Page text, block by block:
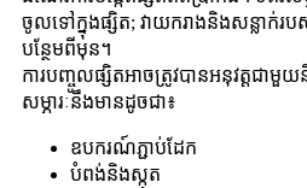
ចូលទៅក្នុងផ្សិត; វា​យក​រាង​និង​សន្លាក់​រប
បន្ថែម​ពីមុន។
ការបញ្ចូលផ្សិតអាចត្រូវបានអនុវត្តជាមួ
សម្ភារៈនឹងមានដូចជា៖
ឧបករណ៍ភ្ជាប់ដែក
បំពង់និងស្កុត